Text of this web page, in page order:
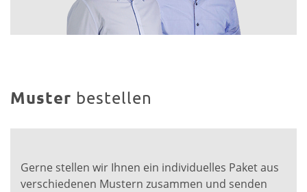
Muster bestellen
Gerne stellen wir Ihnen ein individuelles Paket aus
verschiedenen Mustern zusammen und senden